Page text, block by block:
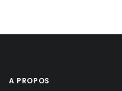
A PROPOS